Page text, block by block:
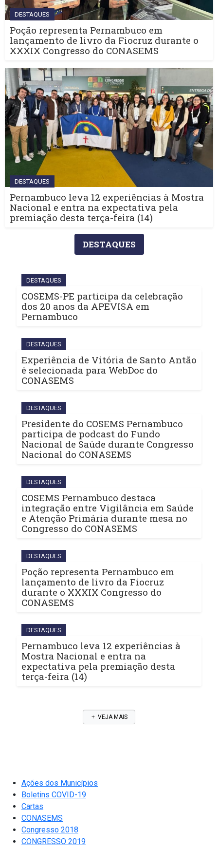
DESTAQUES
Poção representa Pernambuco em
lançamento de livro da Fiocruz durante o
XXXIX Congresso do CONASEMS
DESTAQUES
Pernambuco leva 12 experiências à Mostra
Nacional e entra na expectativa pela
premiação desta terça-feira (14)
DESTAQUES
DESTAQUES
COSEMS-PE participa da celebração
dos 20 anos da APEVISA em
Pernambuco
DESTAQUES
Experiência de Vitória de Santo Antão
é selecionada para WebDoc do
CONASEMS
DESTAQUES
Presidente do COSEMS Pernambuco
participa de podcast do Fundo
Nacional de Saúde durante Congresso
Nacional do CONASEMS
DESTAQUES
COSEMS Pernambuco destaca
integração entre Vigilância em Saúde
e Atenção Primária durante mesa no
Congresso do CONASEMS
DESTAQUES
Poção representa Pernambuco em
lançamento de livro da Fiocruz
durante o XXXIX Congresso do
CONASEMS
DESTAQUES
Pernambuco leva 12 experiências à
Mostra Nacional e entra na
expectativa pela premiação desta
terça-feira (14)
VEJA MAIS
Ações dos Municípios
Boletins COVID-19
Cartas
CONASEMS
Congresso 2018
CONGRESSO 2019